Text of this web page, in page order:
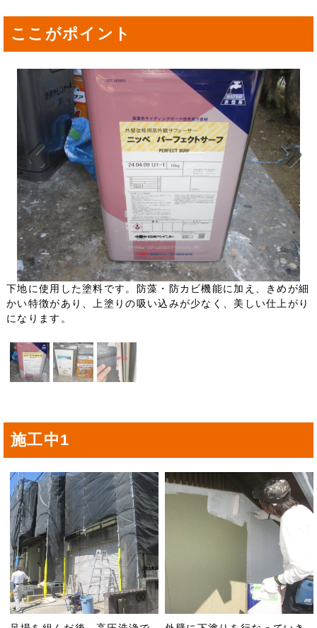
ここがポイント
下地に使用した塗料です。防藻・防カビ機能に加え、きめが細
かい特徴があり、上塗りの吸い込みが少なく、美しい仕上がり
になります。
Previou
Next
施工中1